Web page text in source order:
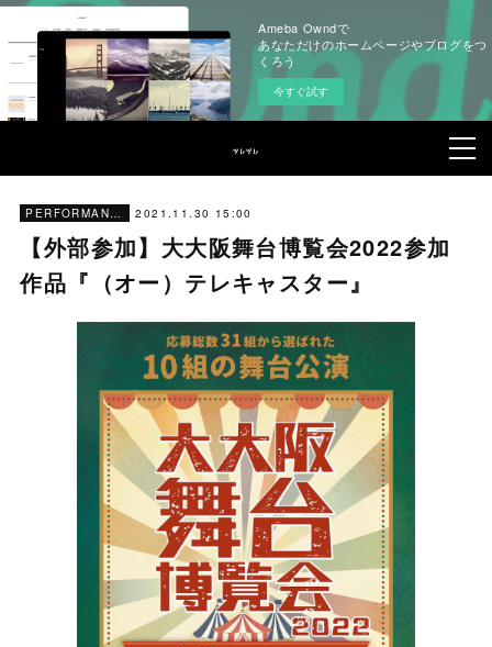
Ameba Owndで
あなただけのホームページやブログをつ
くろう
今すぐ試す
PERFORMANCES 2021.11.30 15:00
【外部参加】大大阪舞台博覧会2022参加
作品『（オー）テレキャスター』